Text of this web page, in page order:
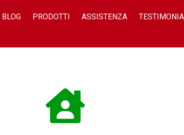
BLOG PRODOTTI ASSISTENZA